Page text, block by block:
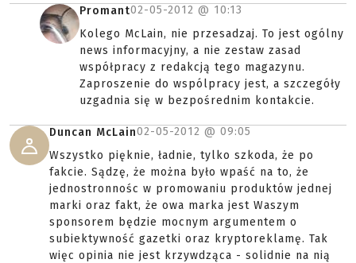
Promant02-05-2012 @ 10:13
Kolego McLain, nie przesadzaj. To jest ogólny
news informacyjny, a nie zestaw zasad
współpracy z redakcją tego magazynu.
Zaproszenie do wspólpracy jest, a szczegóły
uzgadnia się w bezpośrednim kontakcie.
Duncan McLain02-05-2012 @ 09:05
Wszystko pięknie, ładnie, tylko szkoda, że po
fakcie. Sądzę, że można było wpaść na to, że
jednostronnośc w promowaniu produktów jednej
marki oraz fakt, że owa marka jest Waszym
sponsorem będzie mocnym argumentem o
subiektywność gazetki oraz kryptoreklamę. Tak
więc opinia nie jest krzywdząca - solidnie na nią